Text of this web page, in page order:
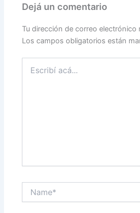
Dejá un comentario
Tu dirección de correo electrónico
Los campos obligatorios están
acá...